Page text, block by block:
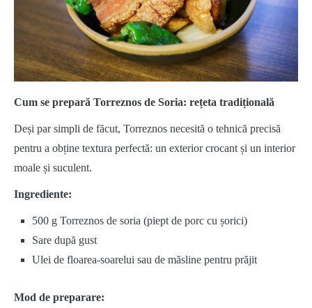
Cum se prepară Torreznos de Soria: rețeta tradițională
Deși par simpli de făcut, Torreznos necesită o tehnică precisă
pentru a obține textura perfectă: un exterior crocant și un interior
moale și suculent.
Ingrediente:
500 g Torreznos de soria (piept de porc cu șorici)
Sare după gust
Ulei de floarea-soarelui sau de măsline pentru prăjit
Mod de preparare: